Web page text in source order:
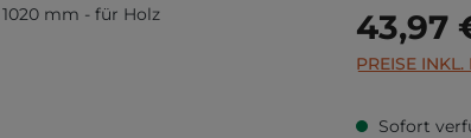
Regulärer
43,97
PREISE
Sofort